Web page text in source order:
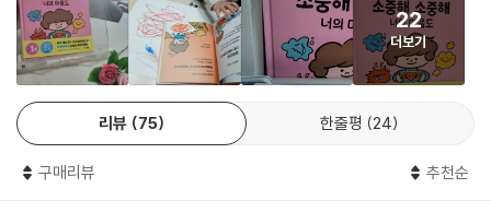
과가 입증된 방법들이다. 그중 마지막 방법은 마음을 강하게 해 주는 4가
지 질문을 아이 스스로 해 보는 것이다. 나의 좋은 점, 내가 좋아하는 것, 내
가 열심히 한 것은 무엇인지 또 내가 좋아하는 사람은 누구인지 떠올리는
과정에서 아이들은 자아존중감, 자신감, 성취감, 긍정적인 마음, 사랑과 응
원 등 회복탄력성의 기반이 되는 강한 마음들을 키울 수 있을 것이다.
·아이와 어른 모두가 함께 행복해지는 법
빠른 세상입니다. 그렇다 보니 마음은 급한데 머리와 몸이 따로 움직입니
다. 마음대로 되지 않으니 화가 납니다. 나도 모르게 튀어나온 거친 말, 그
말이 민망해서 더 크게 소리 지르고 행동하게 되지요. 변화에 적응하는 것
은 어린이들에게도 어른들에게도 힘든 일입니다. 어떻게 하면 좋을까요?
무수한 고민과 생각 끝에 만난 『소중해 소중해 너의 마음도』를 천천히 읽
으며 따라 해 봅니다. 잠시 나의 본심 같은 내면의 이야기를 듣는 시간을 가
져 봅니다. 편안해진 내 마음에서는 용기가 생깁니다. 얼굴도 밝아집니다.
22
더보기
리뷰 75 한줄평 24
구매리뷰 추천순